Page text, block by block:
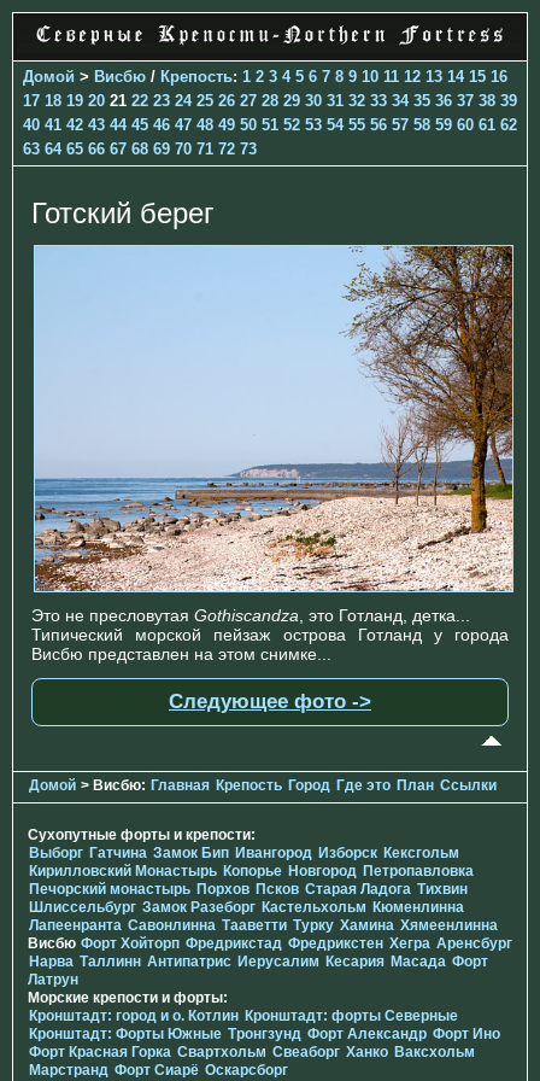
Домой > Висбю / Крепость: 1 2 3 4 5 6 7 8 9 10 11 12 13 14 15 16
17 18 19 20 21 22 23 24 25 26 27 28 29 30 31 32 33 34 35 36 37 38 39
40 41 42 43 44 45 46 47 48 49 50 51 52 53 54 55 56 57 58 59 60 61 62
63 64 65 66 67 68 69 70 71 72 73
Готский берег
Это не пресловутая Gothiscandza , это Готланд, детка...
Типический морской пейзаж острова Готланд у города
Висбю представлен на этом снимке...
Следующее фото ->
Домой > Висбю: Главная Крепость Город Где это План Ссылки
Сухопутные форты и крепости:
Выборг Гатчина Замок Бип Ивангород Изборск Кексгольм
Кирилловский Монастырь Копорье Новгород Петропавловка
Печорcкий монастырь Порхов Псков Старая Ладога Тихвин
Шлиссельбург Замок Разеборг Кастельхольм Кюменлинна
Лапеенранта Савонлинна Тааветти Турку Хамина Хямеенлинна
Висбю Форт Хойторп Фредрикстад Фредрикстен Хегра Аренсбург
Нарва Таллинн Антипатрис Иерусалим Кесария Масада Форт
Латрун
Морские крепости и форты:
Кронштадт: город и о. Котлин Кронштадт: форты Северные
Кронштадт: Форты Южные Тронгзунд Форт Александр Форт Ино
Форт Красная Горка Свартхольм Свеаборг Ханко Ваксхольм
Марстранд Форт Сиарё Оскарсборг